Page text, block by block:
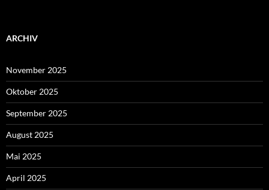
ARCHIV
November 2025
Oktober 2025
September 2025
August 2025
Mai 2025
April 2025